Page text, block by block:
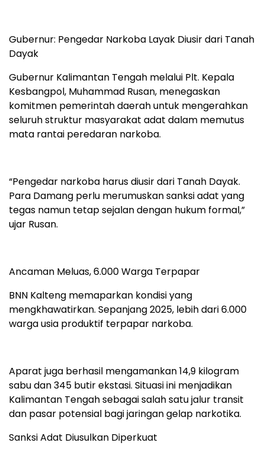
Gubernur: Pengedar Narkoba Layak Diusir dari Tanah
Dayak
Gubernur Kalimantan Tengah melalui Plt. Kepala
Kesbangpol, Muhammad Rusan, menegaskan
komitmen pemerintah daerah untuk mengerahkan
seluruh struktur masyarakat adat dalam memutus
mata rantai peredaran narkoba.
“Pengedar narkoba harus diusir dari Tanah Dayak.
Para Damang perlu merumuskan sanksi adat yang
tegas namun tetap sejalan dengan hukum formal,”
ujar Rusan.
Ancaman Meluas, 6.000 Warga Terpapar
BNN Kalteng memaparkan kondisi yang
mengkhawatirkan. Sepanjang 2025, lebih dari 6.000
warga usia produktif terpapar narkoba.
Aparat juga berhasil mengamankan 14,9 kilogram
sabu dan 345 butir ekstasi. Situasi ini menjadikan
Kalimantan Tengah sebagai salah satu jalur transit
dan pasar potensial bagi jaringan gelap narkotika.
Sanksi Adat Diusulkan Diperkuat